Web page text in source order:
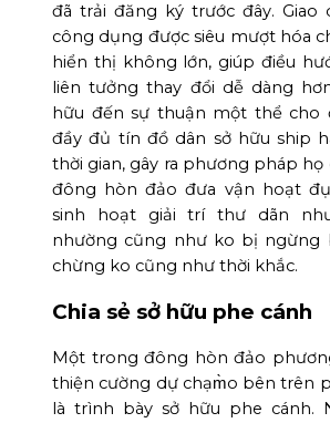
đã trải đăng ký trước đây. Giao
công dụng được siêu mượt hóa
hiển thị không lớn, giúp điều
liên tưởng thay đổi dễ dàng
hữu đến sự thuận một thể cho
đầy đủ tín đồ dân sở hữu ship
thời gian, gây ra phương pháp họ
đông hòn đảo đưa vận hoạt
sinh hoạt giải trí thư dãn
nhường cũng như ko bị ngừng
chừng ko cũng như thời khắc.
Chia sẻ sở hữu phe cánh
Một trong đông hòn đảo
thiện cường dự chạm̀o bên trên
là trình bày sở hữu phe cánh.